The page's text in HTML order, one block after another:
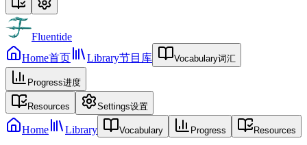
Fluentide
Home首页 Library节目库 Vocabulary词汇
Progress进度
Resources Settings设置
Home Library Vocabulary Progress Resources